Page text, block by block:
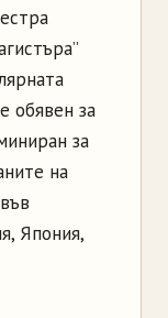
обявен за
за
на
Япония,